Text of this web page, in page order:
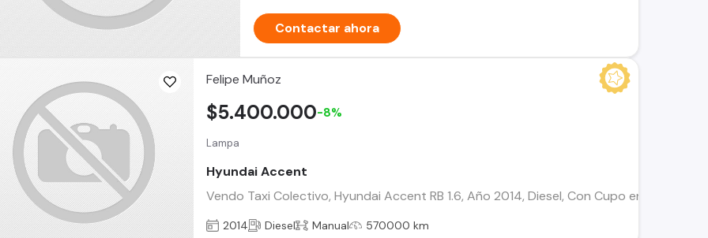
Contactar ahora
Felipe Muñoz
Lampa
Hyundai Accent
Vendo Taxi Colectivo, Hyundai Accent RB 1.6, Año 2014, Diesel, Con Cupo en Línea
$5.400.000-8%
2014 Diesel Manual 570000 km